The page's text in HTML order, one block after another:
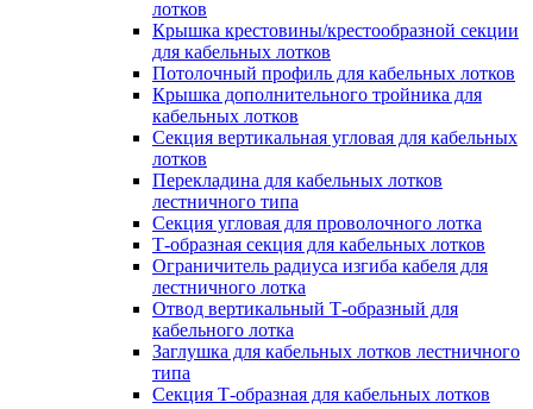
лотков
Крышка крестовины/крестообразной секции
для кабельных лотков
Потолочный профиль для кабельных лотков
Крышка дополнительного тройника для
кабельных лотков
Секция вертикальная угловая для кабельных
лотков
Перекладина для кабельных лотков
лестничного типа
Секция угловая для проволочного лотка
Т-образная секция для кабельных лотков
Ограничитель радиуса изгиба кабеля для
лестничного лотка
Отвод вертикальный Т-образный для
кабельного лотка
Заглушка для кабельных лотков лестничного
типа
Секция Т-образная для кабельных лотков